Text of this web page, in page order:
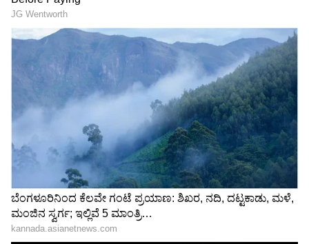
Tirupati laddu: ತಿರುಪತಿ ವೆಂಕಟೇಶ್ವರ ದೇಗುಲ ಮೇ
ತಿಂಗಳಲ್ಲಿ 1.2 ಕೋಟಿ ಲಡ್ಡು ದಾಖಲೆ ಮಾರಾಟ!
ತಿರುಪತಿಯ ಸಾಮಾನ್ಯ ಭಕ್ತರಿಗೆ ಭರ್ಜರಿ ಗುಡ್ ನ್ಯೂಸ್
ನೀಡಿದ ಟಿಟಿಡಿ